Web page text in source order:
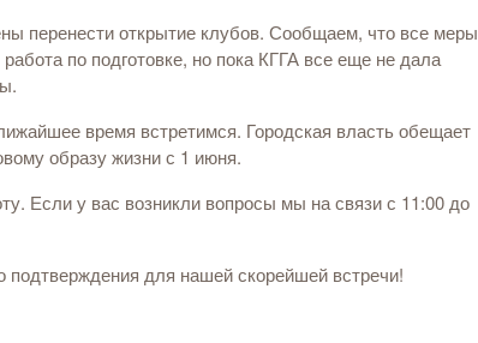
перенести открытие клубов. Сообщаем, что все меры
по подготовке, но пока КГГА все еще не дала
время встретимся. Городская власть обещает
образу жизни с 1 июня.
Если у вас возникли вопросы мы на связи с 11:00 до
для нашей скорейшей встречи!